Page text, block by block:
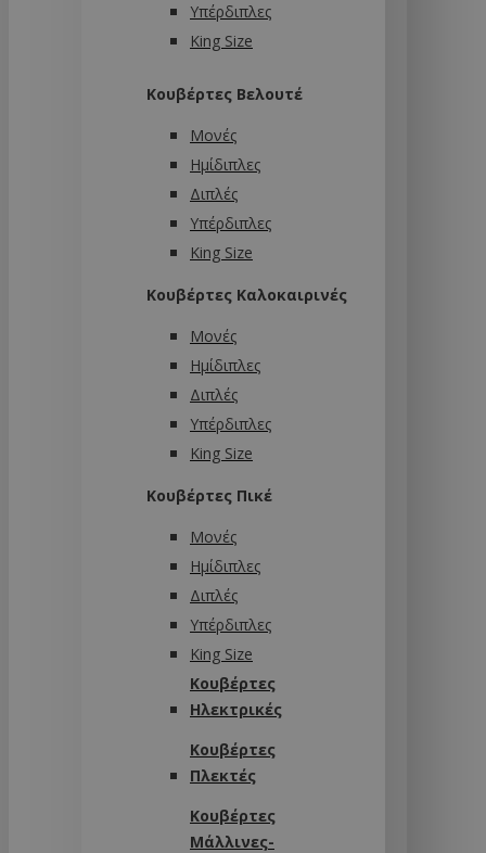
Υπέρδιπλες
King Size
Κουβέρτες Βελουτέ
Μονές
Ημίδιπλες
Διπλές
Υπέρδιπλες
King Size
Κουβέρτες Καλοκαιρινές
Μονές
Ημίδιπλες
Διπλές
Υπέρδιπλες
King Size
Κουβέρτες Πικέ
Μονές
Ημίδιπλες
Διπλές
Υπέρδιπλες
King Size
Κουβέρτες
Ηλεκτρικές
Κουβέρτες
Πλεκτές
Κουβέρτες
Μάλλινες-